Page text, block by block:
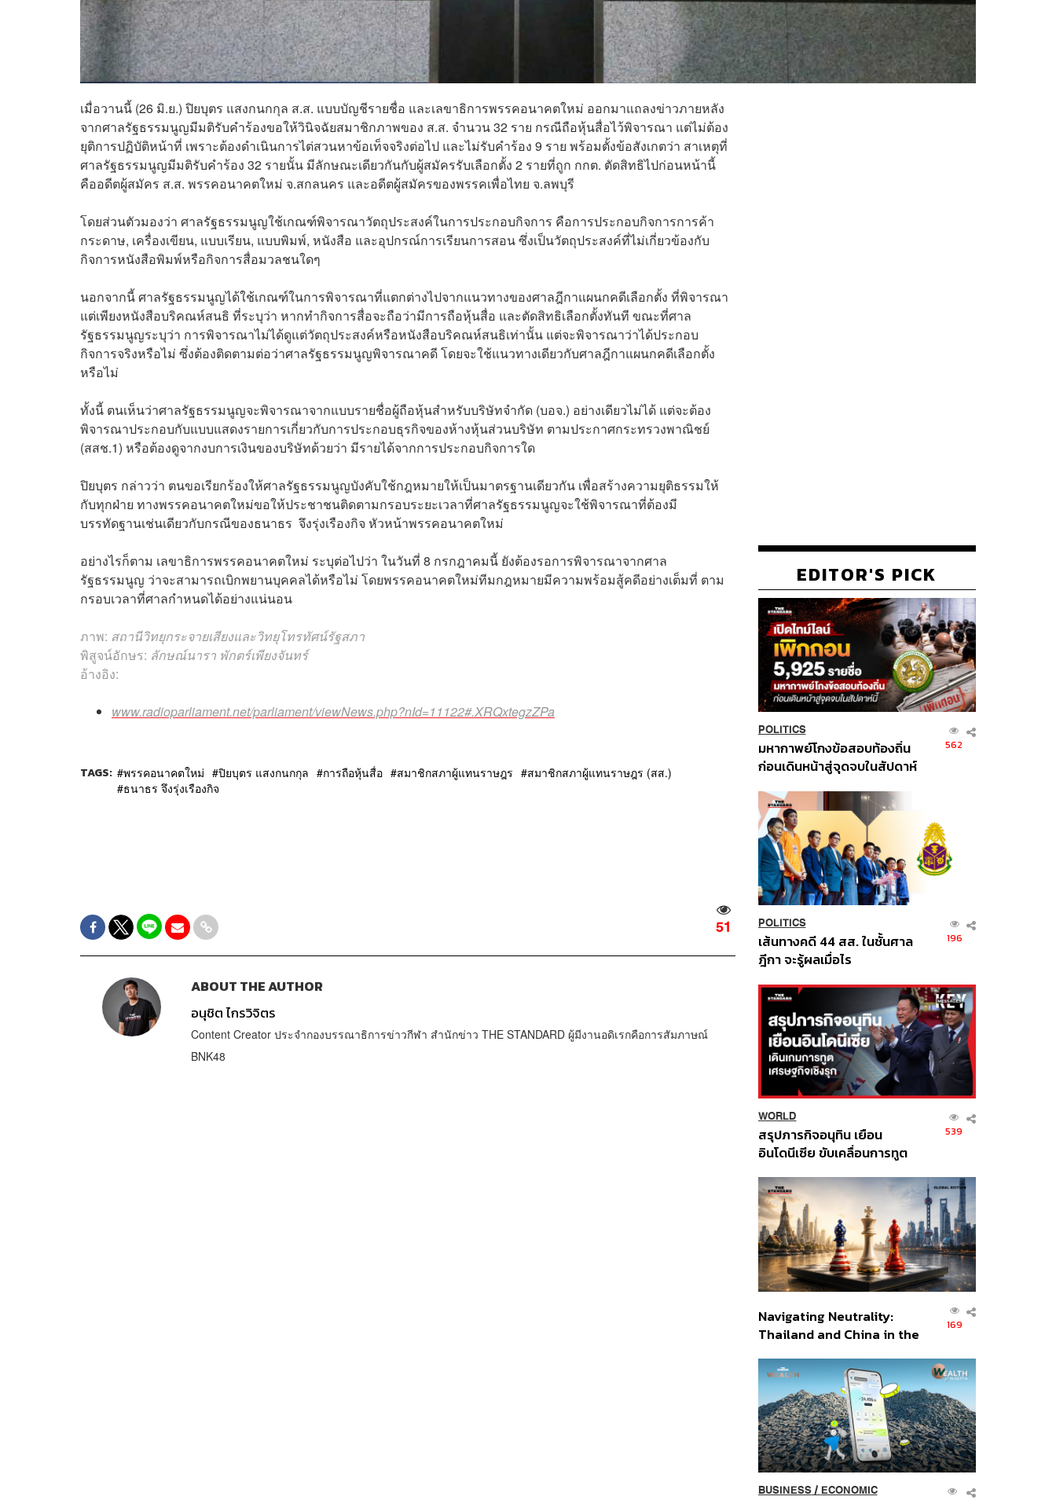
เมื่อวานนี้ (26 มิ.ย.) ปิยบุตร แสงกนกกุล ส.ส. แบบบัญชีรายชื่อ และเลขาธิการพรรคอนาคตใหม่ ออกมาแถลงข่าวภายหลัง
จากศาลรัฐธรรมนูญมีมติรับคำร้องขอให้วินิจฉัยสมาชิกภาพของ ส.ส. จำนวน 32 ราย กรณีถือหุ้นสื่อไว้พิจารณา แต่ไม่ต้อง
ยุติการปฏิบัติหน้าที่ เพราะต้องดำเนินการไต่สวนหาข้อเท็จจริงต่อไป และไม่รับคำร้อง 9 ราย พร้อมตั้งข้อสังเกตว่า สาเหตุที่
ศาลรัฐธรรมนูญมีมติรับคำร้อง 32 รายนั้น มีลักษณะเดียวกันกับผู้สมัครรับเลือกตั้ง 2 รายที่ถูก กกต. ตัดสิทธิไปก่อนหน้านี้
คืออดีตผู้สมัคร ส.ส. พรรคอนาคตใหม่ จ.สกลนคร และอดีตผู้สมัครของพรรคเพื่อไทย จ.ลพบุรี
โดยส่วนตัวมองว่า ศาลรัฐธรรมนูญใช้เกณฑ์พิจารณาวัตถุประสงค์ในการประกอบกิจการ คือการประกอบกิจการการค้า
กระดาษ, เครื่องเขียน, แบบเรียน, แบบพิมพ์, หนังสือ และอุปกรณ์การเรียนการสอน ซึ่งเป็นวัตถุประสงค์ที่ไม่เกี่ยวข้องกับ
กิจการหนังสือพิมพ์หรือกิจการสื่อมวลชนใดๆ
นอกจากนี้ ศาลรัฐธรรมนูญได้ใช้เกณฑ์ในการพิจารณาที่แตกต่างไปจากแนวทางของศาลฎีกาแผนกคดีเลือกตั้ง ที่พิจารณา
แต่เพียงหนังสือบริคณห์สนธิ ที่ระบุว่า หากทำกิจการสื่อจะถือว่ามีการถือหุ้นสื่อ และตัดสิทธิเลือกตั้งทันที ขณะที่ศาล
รัฐธรรมนูญระบุว่า การพิจารณาไม่ได้ดูแต่วัตถุประสงค์หรือหนังสือบริคณห์สนธิเท่านั้น แต่จะพิจารณาว่าได้ประกอบ
กิจการจริงหรือไม่ ซึ่งต้องติดตามต่อว่าศาลรัฐธรรมนูญพิจารณาคดี โดยจะใช้แนวทางเดียวกับศาลฎีกาแผนกคดีเลือกตั้ง
หรือไม่
ทั้งนี้ ตนเห็นว่าศาลรัฐธรรมนูญจะพิจารณาจากแบบรายชื่อผู้ถือหุ้นสำหรับบริษัทจำกัด (บอจ.) อย่างเดียวไม่ได้ แต่จะต้อง
พิจารณาประกอบกับแบบแสดงรายการเกี่ยวกับการประกอบธุรกิจของห้างหุ้นส่วนบริษัท ตามประกาศกระทรวงพาณิชย์
(สสช.1) หรือต้องดูจากงบการเงินของบริษัทด้วยว่า มีรายได้จากการประกอบกิจการใด
ปิยบุตร กล่าวว่า ตนขอเรียกร้องให้ศาลรัฐธรรมนูญบังคับใช้กฎหมายให้เป็นมาตรฐานเดียวกัน เพื่อสร้างความยุติธรรมให้
กับทุกฝ่าย ทางพรรคอนาคตใหม่ขอให้ประชาชนติดตามกรอบระยะเวลาที่ศาลรัฐธรรมนูญจะใช้พิจารณาที่ต้องมี
บรรทัดฐานเช่นเดียวกับกรณีของธนาธร จึงรุ่งเรืองกิจ หัวหน้าพรรคอนาคตใหม่
อย่างไรก็ตาม เลขาธิการพรรคอนาคตใหม่ ระบุต่อไปว่า ในวันที่ 8 กรกฎาคมนี้ ยังต้องรอการพิจารณาจากศาล
รัฐธรรมนูญ ว่าจะสามารถเบิกพยานบุคคลได้หรือไม่ โดยพรรคอนาคตใหม่ทีมกฎหมายมีความพร้อมสู้คดีอย่างเต็มที่ ตาม
กรอบเวลาที่ศาลกำหนดได้อย่างแน่นอน
ภาพ: สถานีวิทยุกระจายเสียงและวิทยุโทรทัศน์รัฐสภา
พิสูจน์อักษร: ลักษณ์นารา พักตร์เพียงจันทร์
อ้างอิง:
www.radioparliament.net/parliament/viewNews.php?nId=11122#.XRQxtegzZPa
TAGS: พรรคอนาคตใหม่ ปิยบุตร แสงกนกกุล การถือหุ้นสื่อ สมาชิกสภาผู้แทนราษฎร
สมาชิกสภาผู้แทนราษฎร (สส.)
ธนาธร จึงรุ่งเรืองกิจ
51
ABOUT THE AUTHOR
อนุชิต ไกรวิจิตร
Content Creator ประจำกองบรรณาธิการข่าวกีฬา สำนักข่าว THE STANDARD ผู้มีงานอดิเรกคือการสัมภาษณ์
BNK48
EDITOR'S PICK
POLITICS
มหากาพย์โกงข้อสอบท้องถิ่น
ก่อนเดินหน้าสู่จุดจบในสัปดาห์
562
POLITICS
เส้นทางคดี 44 สส. ในชั้นศาล
ฎีกา จะรู้ผลเมื่อไร
196
WORLD
สรุปภารกิจอนุทิน เยือน
อินโดนีเซีย ขับเคลื่อนการทูต
ส่วนยุทธศาสตร์ไทย –
อินโดนีเซีย
539
Navigating Neutrality:
Thailand and China in the
Order
169
BUSINESS/ ECONOMIC